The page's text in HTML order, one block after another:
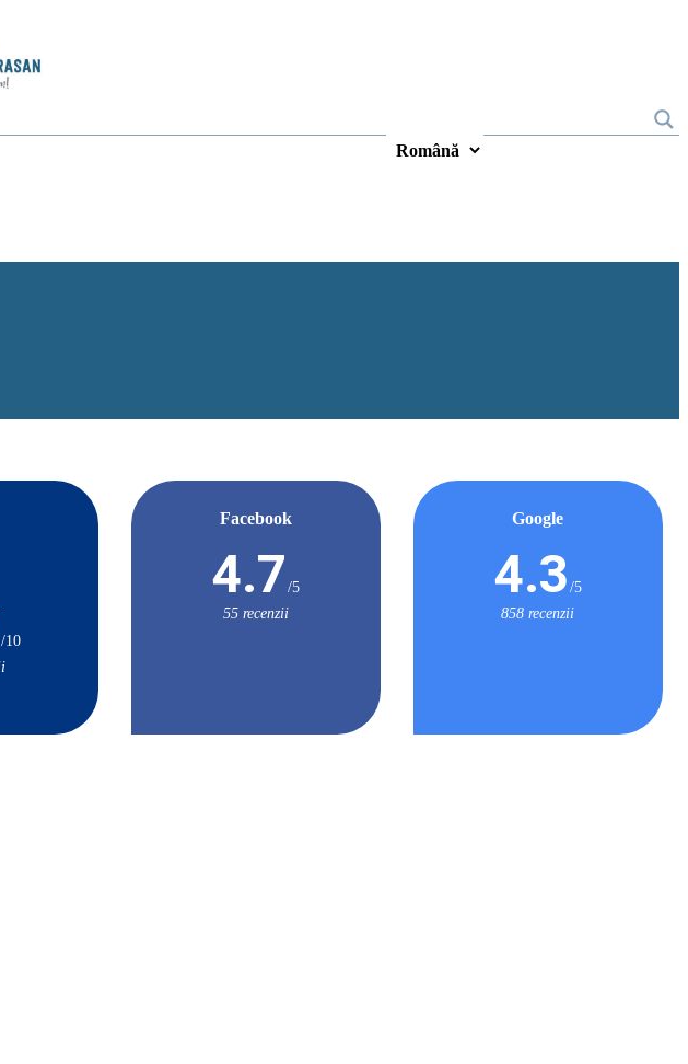
/10
Facebook
4.7/5
55 recenzii
Google
4.3/5
858 recenzii